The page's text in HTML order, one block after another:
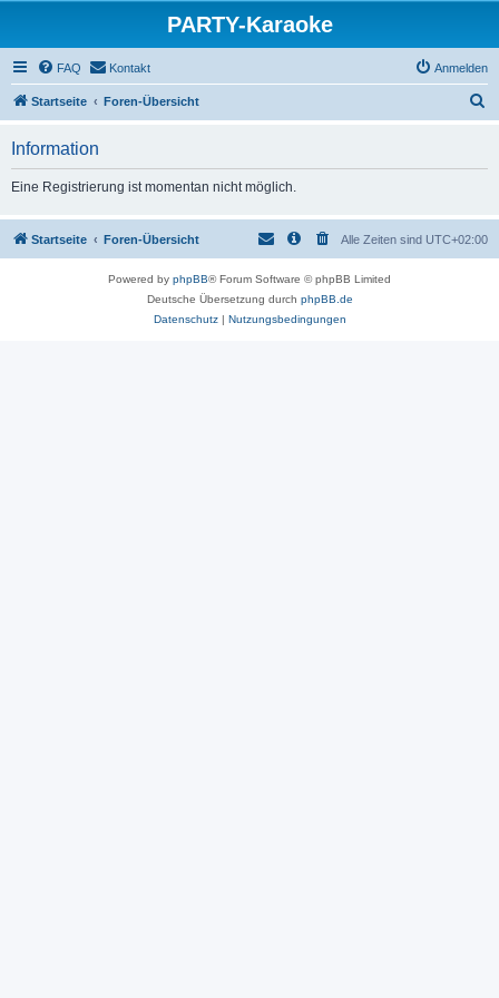
PARTY-Karaoke
FAQ Kontakt Anmelden
Startseite Foren-Übersicht
Information
Eine Registrierung ist momentan nicht möglich.
Startseite Foren-Übersicht Alle Zeiten sind UTC+02:00
Powered by phpBB® Forum Software © phpBB Limited
Deutsche Übersetzung durch phpBB.de
Datenschutz| Nutzungsbedingungen